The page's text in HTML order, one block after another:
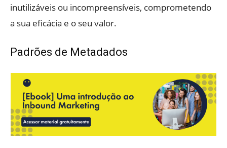
inutilizáveis ou incompreensíveis, comprometendo
a sua eficácia e o seu valor.
Padrões de Metadados